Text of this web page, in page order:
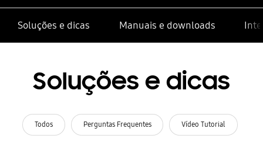
Soluções e dicas Manuais e downloads
Soluções e dicas
Todos Perguntas Frequentes Vídeo Tutorial